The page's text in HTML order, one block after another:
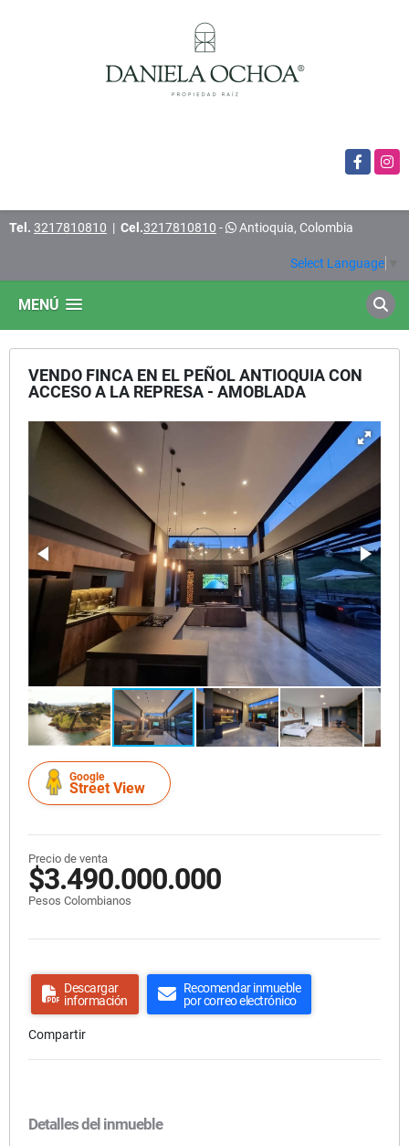
Facebook
Tel. 3217810810 | Cel.3217810810 - Antioquia, Colombia
Select Language
MENÚ
VENDO FINCA EN EL PEÑOL ANTIOQUIA CON
ACCESO A LA REPRESA - AMOBLADA
Google
Street View
Precio de venta
$3.490.000.000
Pesos Colombianos
Descargar
información
Recomendar inmueble
por correo electrónico
Compartir
Detalles del inmueble